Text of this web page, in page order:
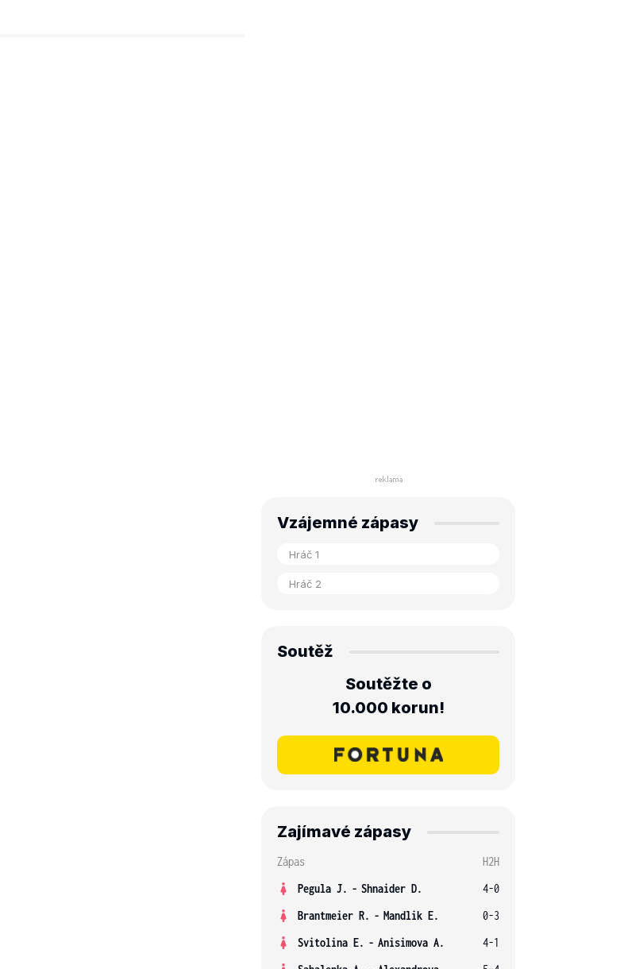
Vzájemné zápasy
Soutěž
Soutěžte o
10.000 korun!
Zajímavé zápasy
Zápas
H2H
Pegula J. - Shnaider D.
4-0
Brantmeier R. - Mandlik E.
0-3
Svitolina E. - Anisimova A.
4-1